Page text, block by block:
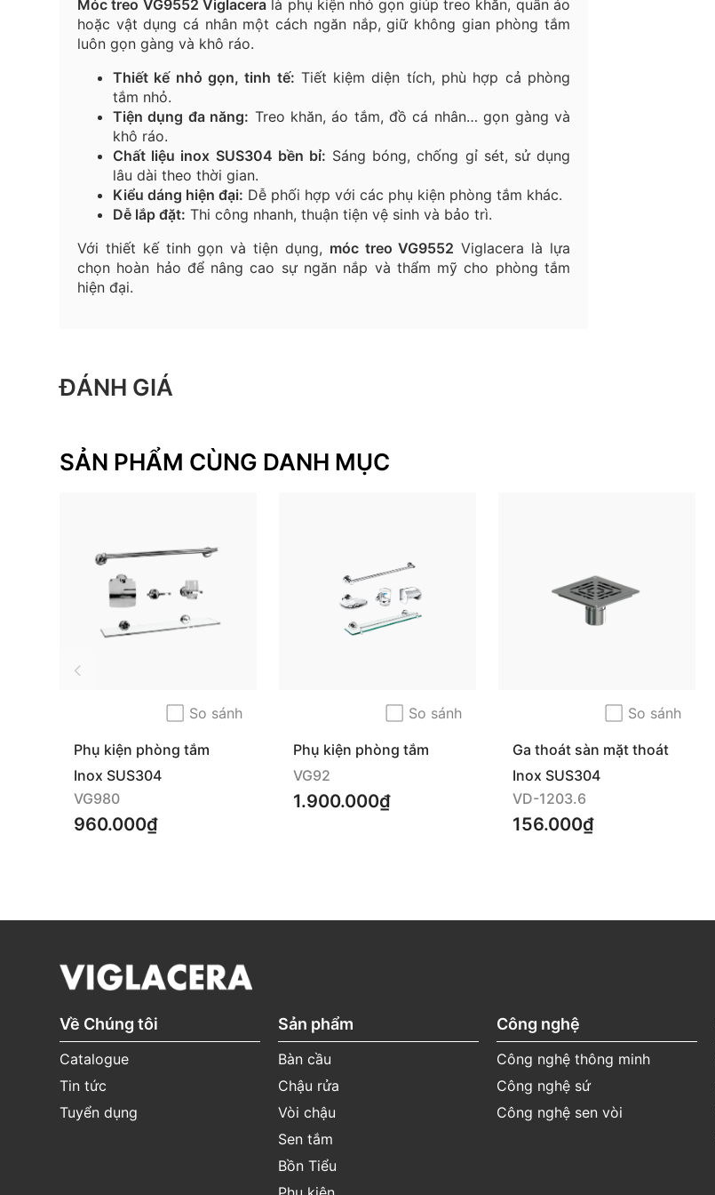
Móc treo VG9552 Viglaceralà phụ kiện nhỏ gọn giúp treo khăn, quần áo
hoặc vật dụng cá nhân một cách ngăn nắp, giữ không gian phòng tắm
luôn gọn gàng và khô ráo.
Thiết kế nhỏ gọn, tinh tế: Tiết kiệm diện tích, phù hợp cả phòng
tắm nhỏ.
Tiện dụng đa năng: Treo khăn, áo tắm, đồ cá nhân… gọn gàng và
khô ráo.
Chất liệu inox SUS304 bền bỉ: Sáng bóng, chống gỉ sét, sử dụng
lâu dài theo thời gian.
Kiểu dáng hiện đại: Dễ phối hợp với các phụ kiện phòng tắm khác.
Dễ lắp đặt: Thi công nhanh, thuận tiện vệ sinh và bảo trì.
Với thiết kế tinh gọn và tiện dụng, móc treo VG9552 Viglacera là lựa
chọn hoàn hảo để nâng cao sự ngăn nắp và thẩm mỹ cho phòng tắm
hiện đại.
ĐÁNH GIÁ
SẢN PHẨM CÙNG DANH MỤC
So sánh
Phụ kiện phòng tắm
VG98
Inox SUS304
VG980
960.000₫
So sánh
Phụ kiện phòng tắm
VG92
VG92
1.900.000₫
So sánh
Ga thoát sàn mặt thoát
vuông hở
Inox SUS304
VD-1203.6
156.000₫
Về Chúng tôi
Catalogue
Tin tức
Tuyển dụng
Sản phẩm
Bàn cầu
Chậu rửa
Vòi chậu
Sen tắm
Bồn Tiểu
Công nghệ
Công nghệ thông minh
Công nghệ sứ
Công nghệ sen vòi